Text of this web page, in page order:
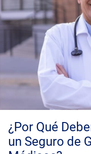
¿Por Qué
un Seguro de